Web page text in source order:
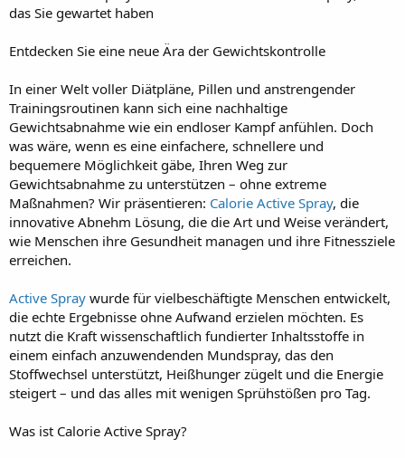
r
e
das Sie gewartet haben
Entdecken Sie eine neue Ära der Gewichtskontrolle
In einer Welt voller Diätpläne, Pillen und anstrengender
Trainingsroutinen kann sich eine nachhaltige
Gewichtsabnahme wie ein endloser Kampf anfühlen. Doch
was wäre, wenn es eine einfachere, schnellere und
bequemere Möglichkeit gäbe, Ihren Weg zur
Gewichtsabnahme zu unterstützen – ohne extreme
Maßnahmen? Wir präsentieren: Calorie Active Spray, die
innovative Abnehm Lösung, die die Art und Weise verändert,
wie Menschen ihre Gesundheit managen und ihre Fitnessziele
erreichen.
Active Spray wurde für vielbeschäftigte Menschen entwickelt,
die echte Ergebnisse ohne Aufwand erzielen möchten. Es
nutzt die Kraft wissenschaftlich fundierter Inhaltsstoffe in
einem einfach anzuwendenden Mundspray, das den
Stoffwechsel unterstützt, Heißhunger zügelt und die Energie
steigert – und das alles mit wenigen Sprühstößen pro Tag.
Was ist Calorie Active Spray?